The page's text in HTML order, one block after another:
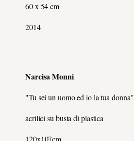
60 x 54 cm
2014
Narcisa Monni
"Tu sei un uomo ed io la tua donna"
acrilici su busta di plastica
120x107cm